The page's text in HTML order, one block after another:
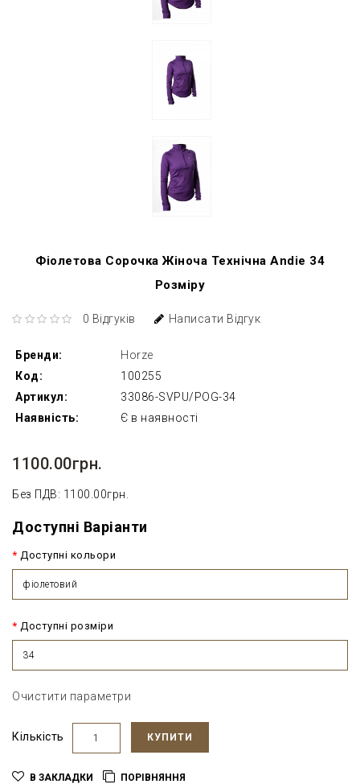
Фіолетова Сорочка Жіноча Технічна Andie 34
Розміру
0 Відгуків Написати Відгук
Бренди:
Horze
Код:
100255
Артикул:
33086-SVPU/POG-34
Наявність:
Є в наявності
1100.00грн.
Без ПДВ: 1100.00грн.
Доступні Варіанти
Доступні кольори
фіолетовий
Доступні розміри
34
Очистити параметри
Кількість КУПИТИ
В ЗАКЛАДКИ ПОРІВНЯННЯ